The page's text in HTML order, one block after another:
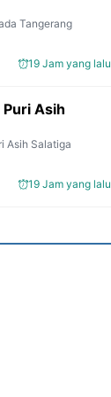
Tangerang
19 Jam yang lalu
Puri Asih
Asih Salatiga
19 Jam yang lalu